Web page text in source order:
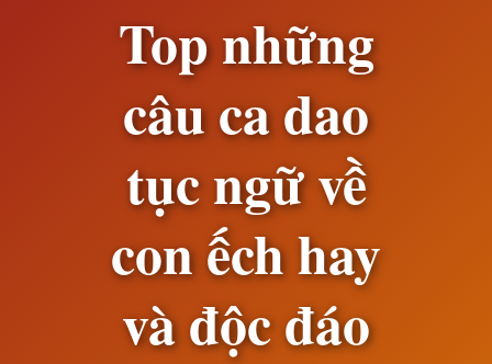
Top những
câu ca dao
tục ngữ về
con ếch hay
và độc đáo